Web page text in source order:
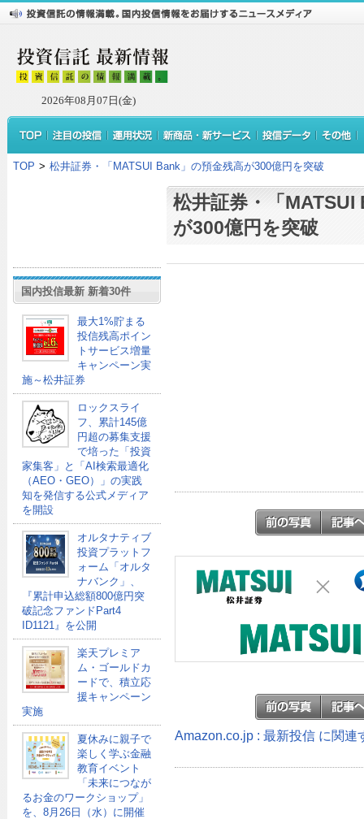
2026年08月07日(金)
TOP > 松井証券・「MATSUI Bank」の預金残高が300億円を突破
国内投信最新 新着30件
最大1%貯まる
投信残高ポイン
トサービス増量
キャンペーン実
施～松井証券
ロックスライ
フ、累計145億
円超の募集支援
で培った「投資
家集客」と「AI検索最適化
（AEO・GEO）」の実践
知を発信する公式メディア
を開設
オルタナティブ
投資プラットフ
ォーム「オルタ
ナバンク」、
『累計申込総額800億円突
破記念ファンドPart4
ID1121』を公開
楽天プレミア
ム・ゴールドカ
ードで、積立応
援キャンペーン
実施
夏休みに親子で
楽しく学ぶ金融
教育イベント
「未来につなが
るお金のワークショップ」
を、8月26日（水）に開催
松井証券・「
が300億円を突破
Amazon.co.jp : 最新投信 に関連